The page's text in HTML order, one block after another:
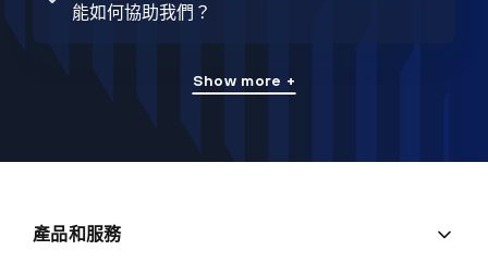
能如何協助我們？
Show more +
產品和服務